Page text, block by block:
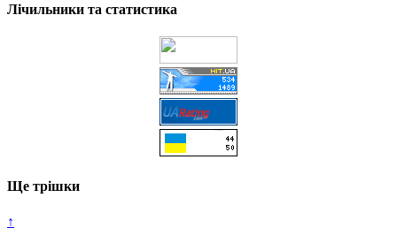
Лічильники та статистика
Ще трішки
↑